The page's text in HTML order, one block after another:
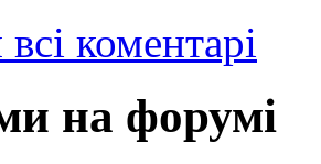
коментарі
на форумі